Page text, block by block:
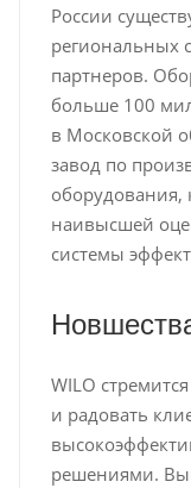
России
региональных
партнеров.
больше 100
в Московской
завод по
наивысшей
системы
WILO
и радовать
решениями.